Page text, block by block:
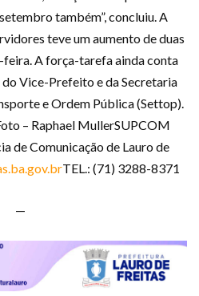
também”, concluiu. A
teve um aumento de duas
feira. A força-tarefa ainda conta
Vice-Prefeito e da Secretaria
e Ordem Pública (Settop).
– Raphael MullerSUPCOM
de Comunicação de Lauro de
TEL.: (71) 3288-8371
—